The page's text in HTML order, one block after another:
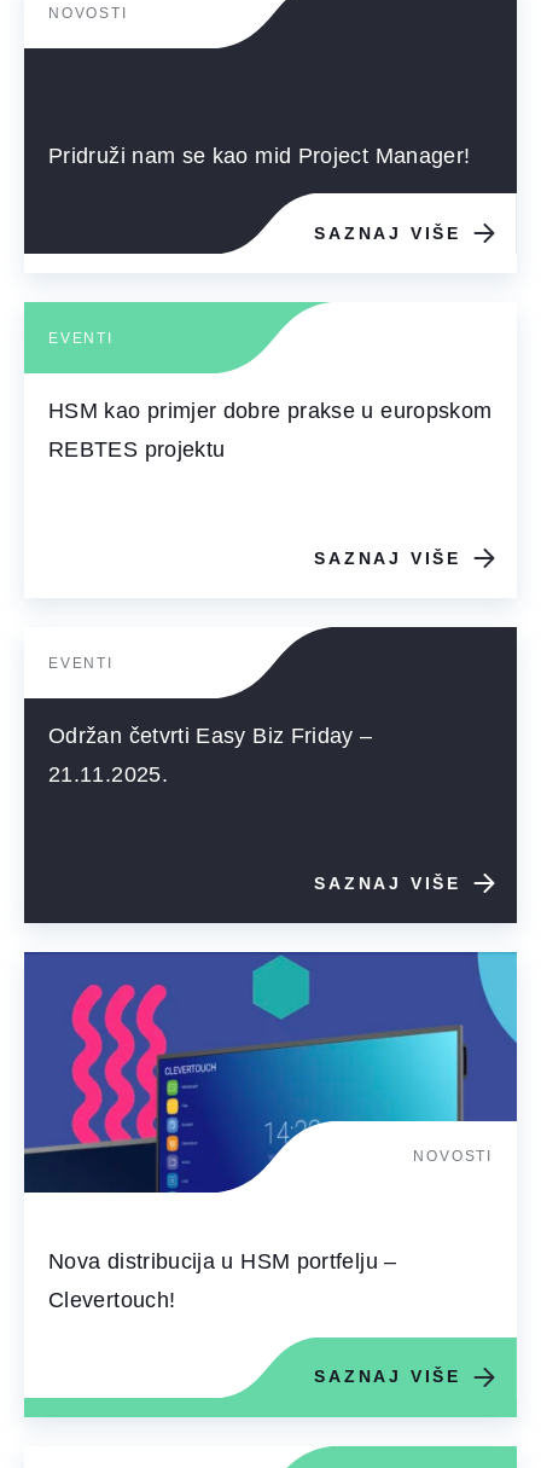
NOVOSTI
Pridruži nam se kao mid Project Manager!
SAZNAJ VIŠE
EVENTI
HSM kao primjer dobre prakse u europskom
REBTES projektu
SAZNAJ VIŠE
EVENTI
Održan četvrti Easy Biz Friday –
21.11.2025.
SAZNAJ VIŠE
NOVOSTI
Nova distribucija u HSM portfelju –
Clevertouch!
SAZNAJ VIŠE